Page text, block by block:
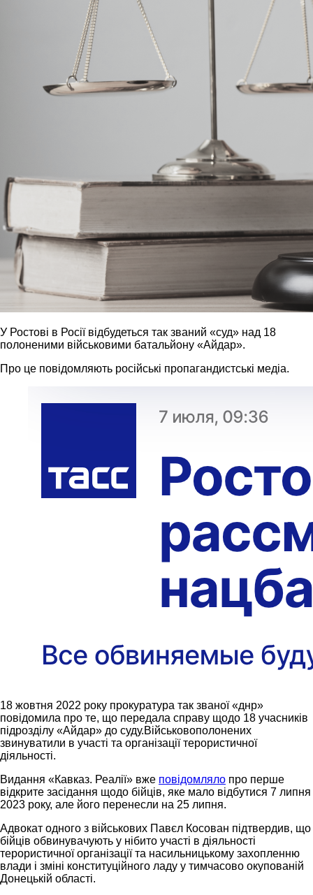
У Ростові в Росії відбудеться так званий «суд» над 18
полоненими військовими батальйону «Айдар».
Про це повідомляють російські пропагандистські медіа.
18 жовтня 2022 року прокуратура так званої «днр»
повідомила про те, що передала справу щодо 18 учасників
підрозділу «Айдар» до суду.Військовополонених
звинуватили в участі та організації терористичної
діяльності.
Видання «Кавказ. Реалії» вже повідомляло про перше
відкрите засідання щодо бійців, яке мало відбутися 7 липня
2023 року, але його перенесли на 25 липня.
Адвокат одного з військових Павєл Косован підтвердив, що
бійців обвинувачують у нібито участі в діяльності
терористичної організації та насильницькому захопленню
влади і зміні конституційного ладу у тимчасово окупованій
Донецькій області.